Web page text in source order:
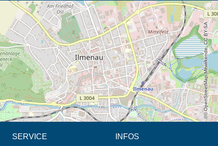
Öffnet die Anfahrtsbeschreibung in neuem Tab (Karte)
© OpenStreetMap-Mitwirkende, CC BY-SA
SERVICE INFOS